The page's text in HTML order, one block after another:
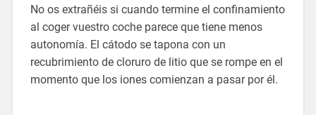
No os extrañéis si cuando termine el confinamiento
al coger vuestro coche parece que tiene menos
autonomía. El cátodo se tapona con un
recubrimiento de cloruro de litio que se rompe en el
momento que los iones comienzan a pasar por él.